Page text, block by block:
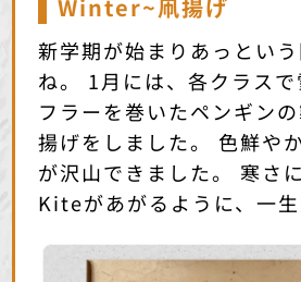
Winter~凧揚げ
新学期が始まりあっとい
ね。 1月には、各クラス
フラーを巻いたペンギン
揚げをしました。 色鮮や
が沢山できました。 寒さ
Kiteがあがるように、一